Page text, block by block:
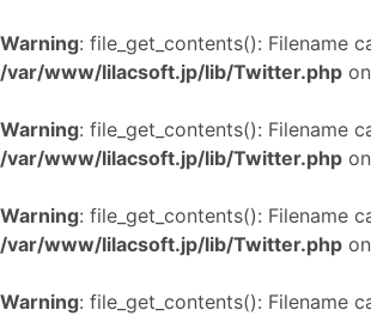
Warning: file_get_contents(): Filename
/var/www/lilacsoft.jp/lib/Twitter.php
Warning: file_get_contents(): Filename
/var/www/lilacsoft.jp/lib/Twitter.php
Warning: file_get_contents(): Filename
/var/www/lilacsoft.jp/lib/Twitter.php
Warning: file_get_contents(): Filename